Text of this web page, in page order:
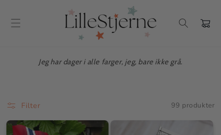
innholdet
Jeg har dager i alle farger, jeg, bare ikke grå.
Filter 99 produkter